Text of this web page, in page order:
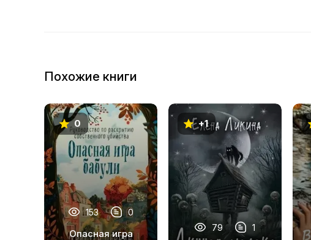
25
26
27
28
29
30
Похожие книги
0
153 0
Опасная игра
+1
79 1